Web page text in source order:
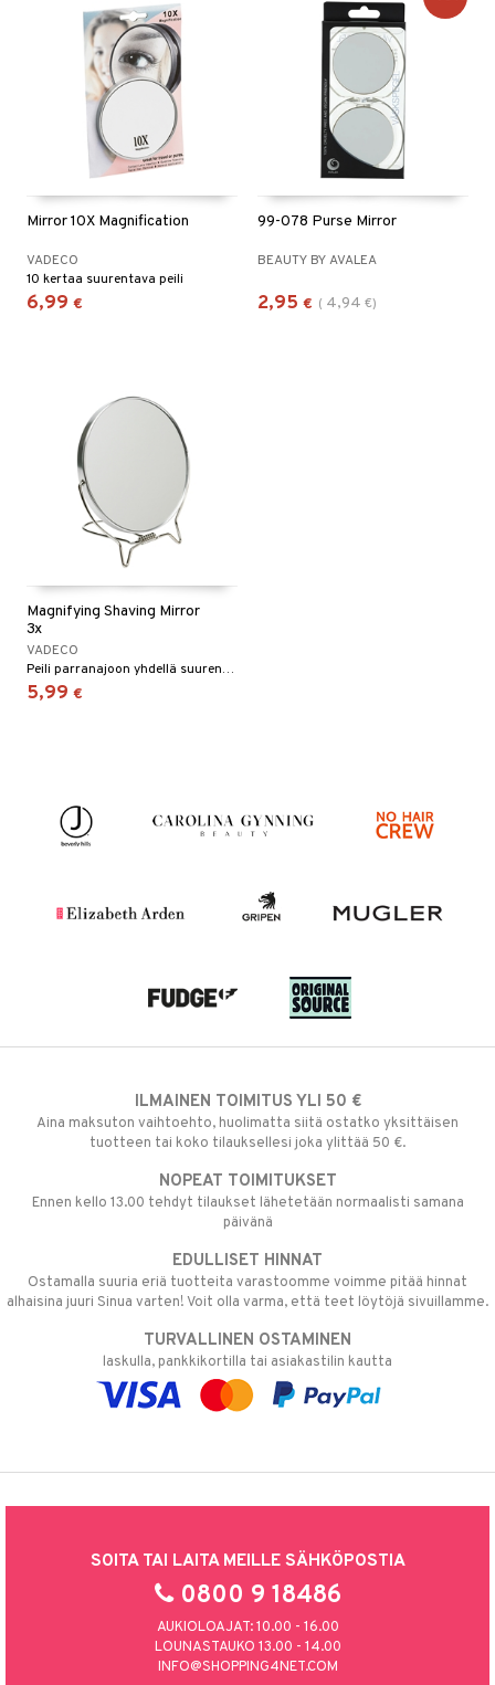
Mirror 10X Magnification
VADECO
10 kertaa suurentava peili
6,99 €
99-078 Purse Mirror
BEAUTY BY AVALEA
2,95 € ( 4,94 €)
Magnifying Shaving Mirror
3x
VADECO
Peili parranajoon yhdellä suurentavalla puolella, Vadecolta
5,99 €
ILMAINEN TOIMITUS YLI 50 €
Aina maksuton vaihtoehto, huolimatta siitä ostatko yksittäisen
tuotteen tai koko tilauksellesi joka ylittää 50 €.
NOPEAT TOIMITUKSET
Ennen kello 13.00 tehdyt tilaukset lähetetään normaalisti samana
päivänä
EDULLISET HINNAT
Ostamalla suuria eriä tuotteita varastoomme voimme pitää hinnat
alhaisina juuri Sinua varten! Voit olla varma, että teet löytöjä sivuillamme.
TURVALLINEN OSTAMINEN
laskulla, pankkikortilla tai asiakastilin kautta
SOITA TAI LAITA MEILLE SÄHKÖPOSTIA
0800 9 18486
AUKIOLOAJAT: 10.00 - 16.00
LOUNASTAUKO 13.00 - 14.00
INFO@SHOPPING4NET.COM